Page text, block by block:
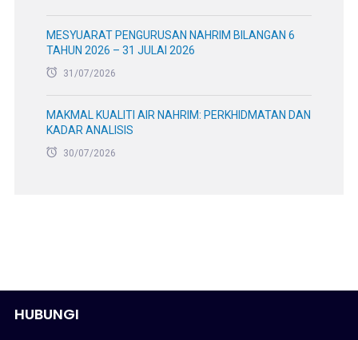
MESYUARAT PENGURUSAN NAHRIM BILANGAN 6
TAHUN 2026 – 31 JULAI 2026
31/07/2026
MAKMAL KUALITI AIR NAHRIM: PERKHIDMATAN DAN
KADAR ANALISIS
30/07/2026
HUBUNGI